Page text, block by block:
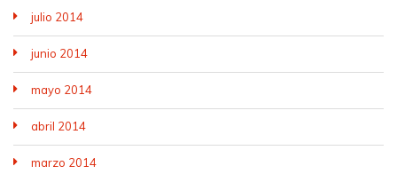
julio 2014
junio 2014
mayo 2014
abril 2014
marzo 2014